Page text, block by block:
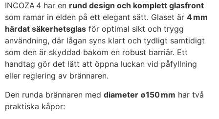
INCOZA 4 har en rund design och komplett glasfront
som ramar in elden på ett elegant sätt. Glaset är 4 mm
härdat säkerhetsglas för optimal sikt och trygg
användning, där lågan syns klart och tydligt samtidigt
som den är skyddad bakom en robust barriär. Ett
handtag gör det lätt att öppna luckan vid påfyllning
eller reglering av brännaren.
Den runda brännaren med diameter ∅150 mm har två
praktiska kåpor: